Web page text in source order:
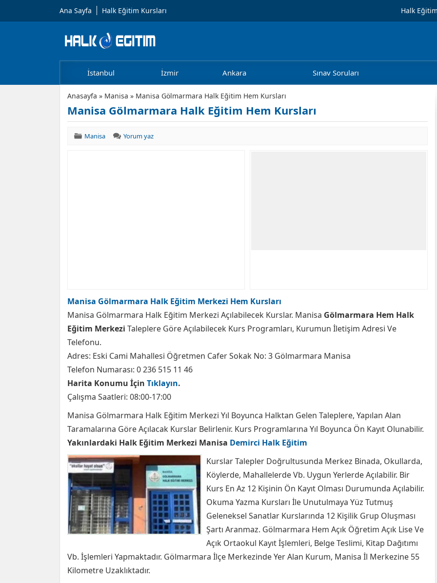
Ana Sayfa Halk Eğitim Kursları Halk
İstanbul İzmir Ankara Sınav Soruları
Anasayfa » Manisa » Manisa Gölmarmara Halk Eğitim Hem Kursları
Manisa Gölmarmara Halk Eğitim Hem Kursları
Manisa Yorum yaz
Manisa Gölmarmara Halk Eğitim Merkezi Hem Kursları
Manisa Gölmarmara Halk Eğitim Merkezi Açılabilecek Kurslar. Manisa Gölmarmara Hem Halk
Eğitim Merkezi Taleplere Göre Açılabilecek Kurs Programları, Kurumun İletişim Adresi Ve
Telefonu.
Adres: Eski Cami Mahallesi Öğretmen Cafer Sokak No: 3 Gölmarmara Manisa
Telefon Numarası: 0 236 515 11 46
Harita Konumu İçin Tıklayın.
Çalışma Saatleri: 08:00-17:00
Manisa Gölmarmara Halk Eğitim Merkezi Yıl Boyunca Halktan Gelen Taleplere, Yapılan Alan
Taramalarına Göre Açılacak Kurslar Belirlenir. Kurs Programlarına Yıl Boyunca Ön Kayıt Olunabilir.
Yakınlardaki Halk Eğitim Merkezi Manisa Demirci Halk Eğitim
Kurslar Talepler Doğrultusunda Merkez Binada, Okullarda,
Köylerde, Mahallelerde Vb. Uygun Yerlerde Açılabilir. Bir
Kurs En Az 12 Kişinin Ön Kayıt Olması Durumunda Açılabilir.
Okuma Yazma Kursları İle Unutulmaya Yüz Tutmuş
Geleneksel Sanatlar Kurslarında 12 Kişilik Grup Oluşması
Şartı Aranmaz. Gölmarmara Hem Açık Öğretim Açık Lise Ve
Açık Ortaokul Kayıt İşlemleri, Belge Teslimi, Kitap Dağıtımı
Vb. İşlemleri Yapmaktadır. Gölmarmara İlçe Merkezinde Yer Alan Kurum, Manisa İl Merkezine 55
Kilometre Uzaklıktadır.